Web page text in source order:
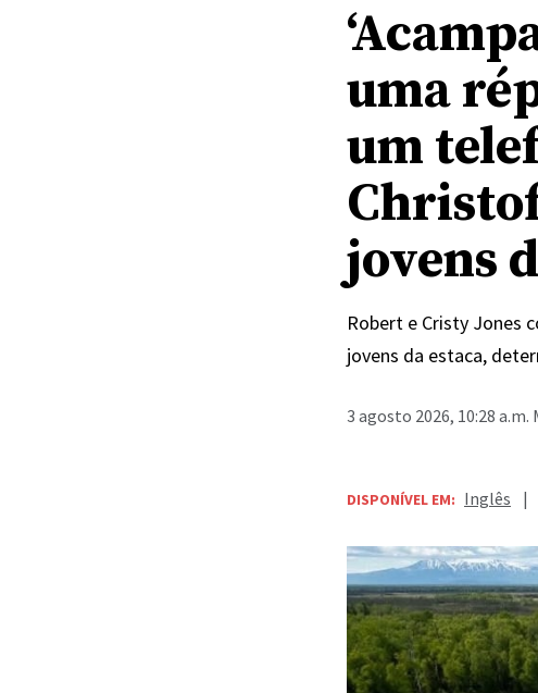
uma
um
jovens
Robert e Cristy Jones
jovens da estaca,
3 agosto 2026, 10:28 a.m.
DISPONÍVEL EM: Inglês |